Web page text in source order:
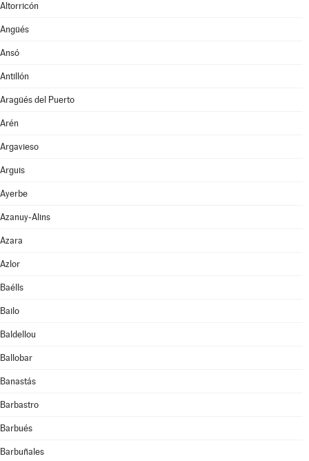
Altorricón
Angüés
Ansó
Antillón
Aragüés del Puerto
Arén
Argavieso
Arguis
Ayerbe
Azanuy-Alins
Azara
Azlor
Baélls
Bailo
Baldellou
Ballobar
Banastás
Barbastro
Barbués
Barbuñales